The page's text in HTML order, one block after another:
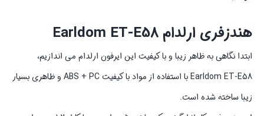
هندزفری ارلدام Earldom ET-E58
ابتدا نگاهی به ظاهر زیبا و با کیفیت این ایرفون ارلدام می اندازیم،
Earldom ET-E58 با استفاده از مواد با کیفیت ABS + PC و ظاهری بسیار
زیبا ساخته شده است.